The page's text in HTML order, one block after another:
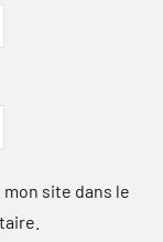
site dans le